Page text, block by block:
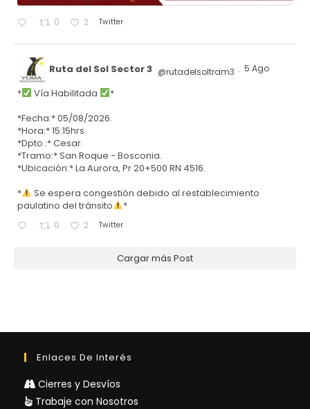
0 2 Twitter
Ruta del Sol Sector 3 @rutadelsoltram3 · 5 Ago
* Vía Habilitada
*
*Fecha:* 05/08/2026.
*Hora:* 15:15hrs.
*Dpto.:* Cesar.
*Tramo:* San Roque - Bosconia.
*Ubicación:* La Aurora, Pr 20+500 RN 4516.
*
Se espera congestión debido al restablecimiento
paulatino del tránsito
*
0 2 Twitter
Cargar más Post
Enlaces De Interés
Cierres y Desvíos
Trabaje con Nosotros